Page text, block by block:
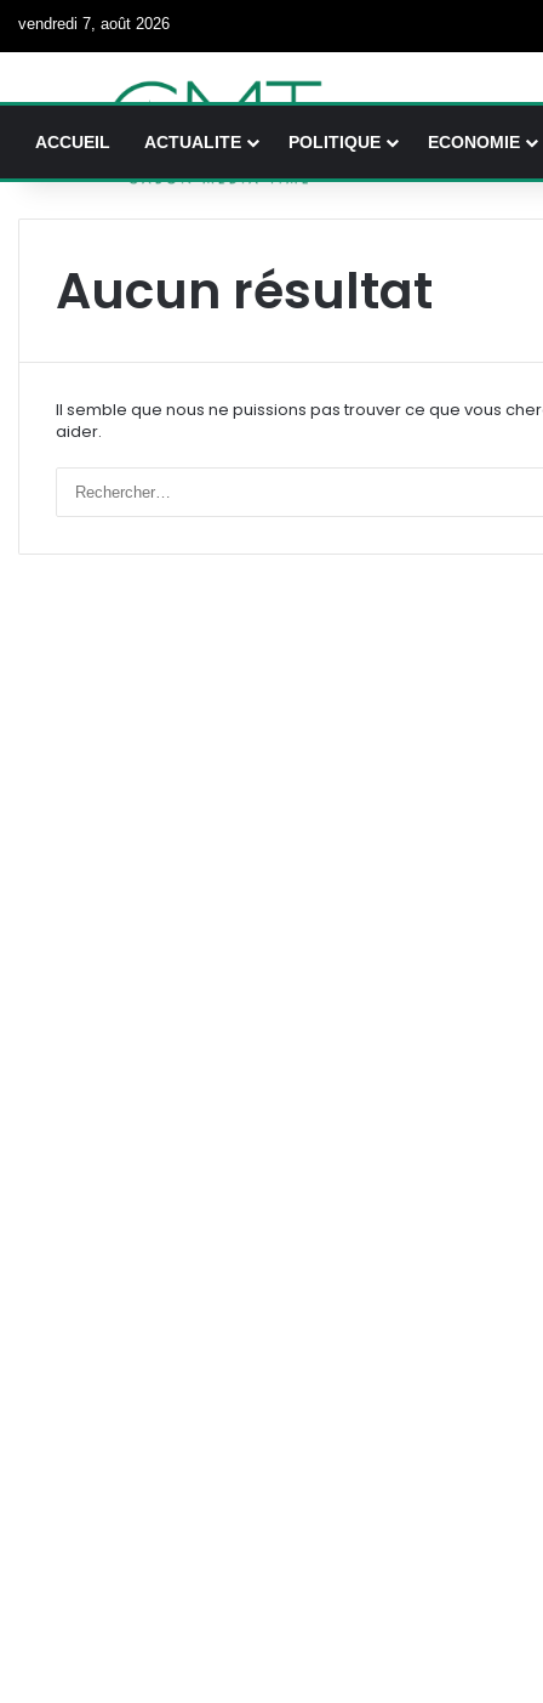
vendredi 7, août 2026
ACCUEIL ACTUALITE POLITIQUE ECONOMIE
Aucun résultat
Il semble que nous ne puissions pas trouver ce que vous
aider.